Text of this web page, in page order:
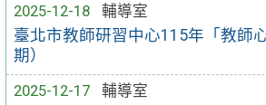
2025-12-18
輔導室
臺北市教師研習中心115年「教師
期）
2025-12-17
輔導室